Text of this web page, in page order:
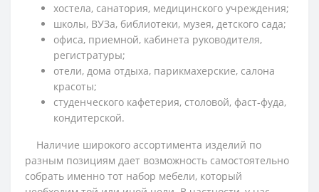
хостела, санатория, медицинского учреждения;
школы, ВУЗа, библиотеки, музея, детского сада;
офиса, приемной, кабинета руководителя,
регистратуры;
отели, дома отдыха, парикмахерские, салона
красоты;
студенческого кафетерия, столовой, фаст-фуда,
кондитерской.
Наличие широкого ассортимента изделий по
разным позициям дает возможность самостоятельно
собрать именно тот набор мебели, который